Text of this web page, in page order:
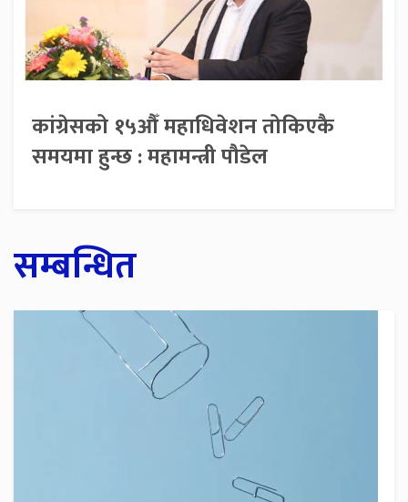
कांग्रेसको १५औँ महाधिवेशन तोकिएकै
समयमा हुन्छ : महामन्त्री पौडेल
सम्बन्धित